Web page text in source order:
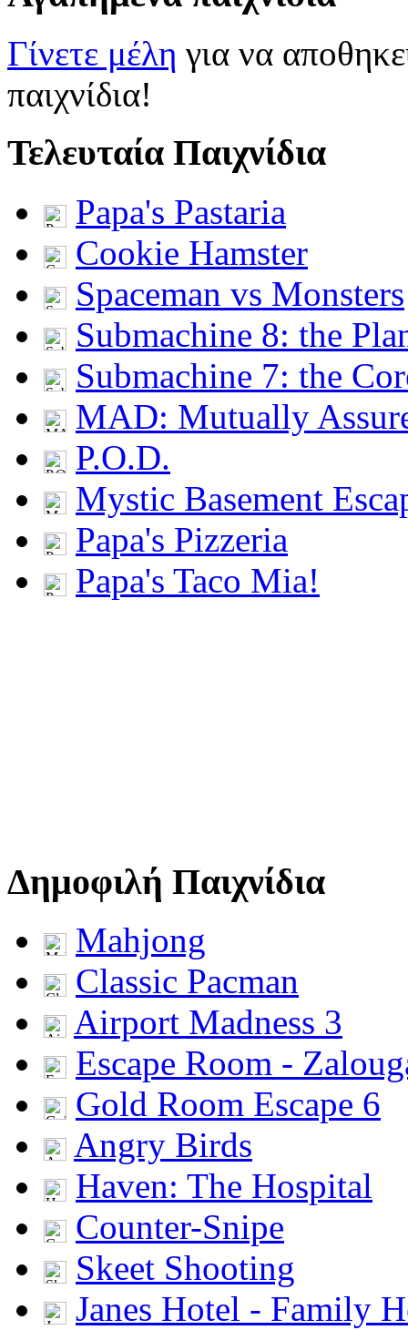
Γίνετε μέλη για να
παιχνίδια!
Τελευταία Παιχνίδια
Papa's Pastaria
Cookie Hamster
Spaceman vs Monsters
Submachine 8: the
Submachine 7: the
MAD: Mutually
P.O.D.
Mystic Basement
Papa's Pizzeria
Papa's Taco Mia!
Δημοφιλή Παιχνίδια
Mahjong
Classic Pacman
Airport Madness 3
Escape Room -
Gold Room Escape 6
Angry Birds
Haven: The Hospital
Counter-Snipe
Skeet Shooting
Janes Hotel - Family